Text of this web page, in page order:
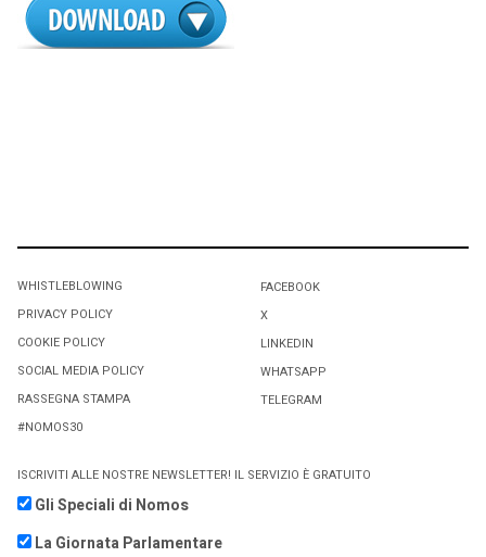
WHISTLEBLOWING
PRIVACY POLICY
COOKIE POLICY
SOCIAL MEDIA POLICY
RASSEGNA STAMPA
#NOMOS30
FACEBOOK
X
LINKEDIN
WHATSAPP
TELEGRAM
ISCRIVITI ALLE NOSTRE NEWSLETTER! IL SERVIZIO È GRATUITO
Gli Speciali di Nomos
La Giornata Parlamentare